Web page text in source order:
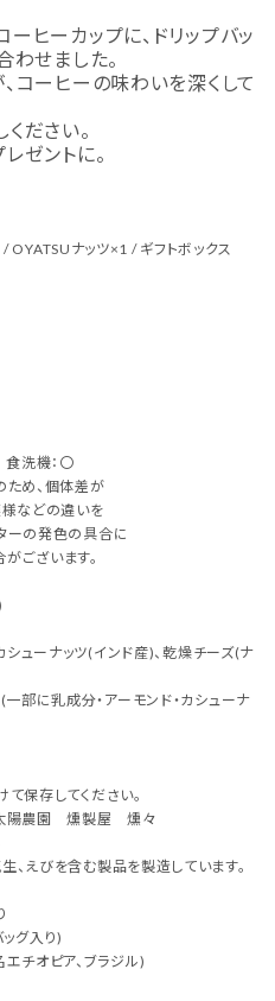
ヒーカップに、ドリップバッ
わせました。
コーヒーの味わいを深くして
ださい。
ゼントに。
OYATSUナッツ×1 / ギフトボックス
洗機：〇
ため、個体差が
様などの違いを
ーの発色の具合に
ございます。
シューナッツ(インド産)、乾燥チーズ(ナ
部に乳成分・アーモンド・カシューナ
保存してください。
太陽農園 燻製屋 燻々
えびを含む製品を製造しています。
ッグ入り)
チオピア、ブラジル)